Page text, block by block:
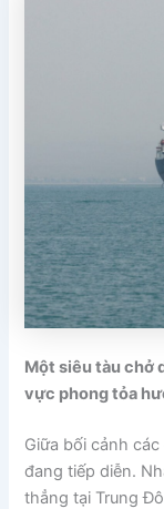
Một siêu tàu chở
vực phong tỏa
Giữa bối cảnh
đang tiếp diễn.
thẳng tại Trung